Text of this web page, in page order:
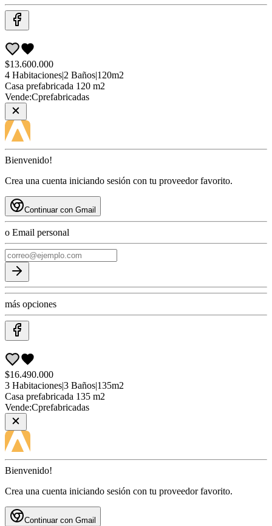
$13.600.000
4 Habitaciones|2 Baños|120m2
Casa prefabricada 120 m2
Vende:Cprefabricadas
Bienvenido!
Crea una cuenta iniciando sesión con tu proveedor favorito.
Continuar con Gmail
o Email personal
más opciones
$16.490.000
3 Habitaciones|3 Baños|135m2
Casa prefabricada 135 m2
Vende:Cprefabricadas
Bienvenido!
Crea una cuenta iniciando sesión con tu proveedor favorito.
Continuar con Gmail